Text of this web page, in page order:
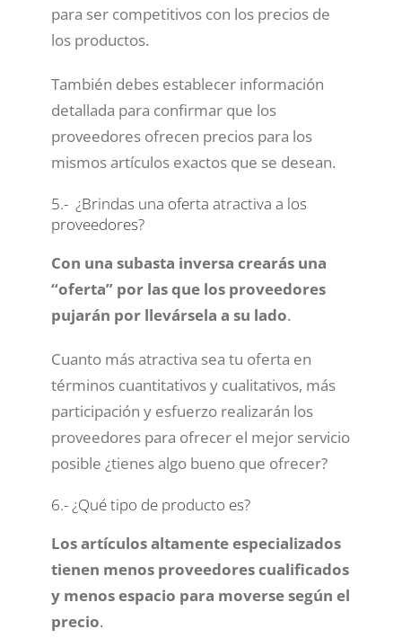
para ser competitivos con los precios de
los productos.
También debes establecer información
detallada para confirmar que los
proveedores ofrecen precios para los
mismos artículos exactos que se desean.
5.- ¿Brindas una oferta atractiva a los
proveedores?
Con una subasta inversa crearás una
“oferta” por las que los proveedores
pujarán por llevársela a su lado.
Cuanto más atractiva sea tu oferta en
términos cuantitativos y cualitativos, más
participación y esfuerzo realizarán los
proveedores para ofrecer el mejor servicio
posible ¿tienes algo bueno que ofrecer?
6.- ¿Qué tipo de producto es?
Los artículos altamente especializados
tienen menos proveedores cualificados
y menos espacio para moverse según el
precio.